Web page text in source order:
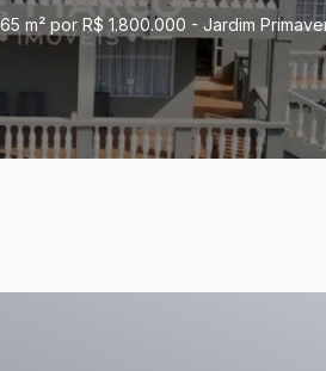
m² por R$ 1.800.000 - Jardim